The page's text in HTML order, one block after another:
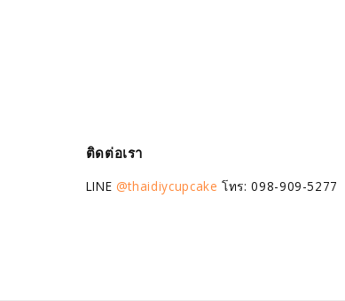
ติดต่อเรา
LINE @thaidiycupcake โทร: 098-909-5277